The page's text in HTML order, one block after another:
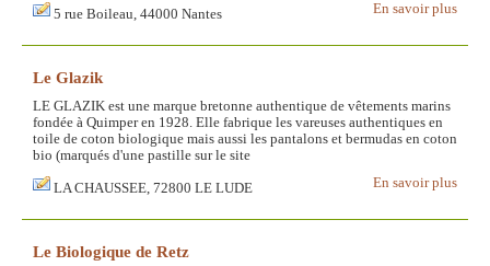
En savoir plus
5 rue Boileau, 44000 Nantes
Le Glazik
LE GLAZIK est une marque bretonne authentique de vêtements marins
fondée à Quimper en 1928. Elle fabrique les vareuses authentiques en
toile de coton biologique mais aussi les pantalons et bermudas en coton
bio (marqués d'une pastille sur le site
En savoir plus
LA CHAUSSEE, 72800 LE LUDE
Le Biologique de Retz